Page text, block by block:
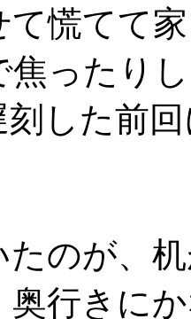
て慌てて
焦ったり
刻した前
のが、
奥行きに